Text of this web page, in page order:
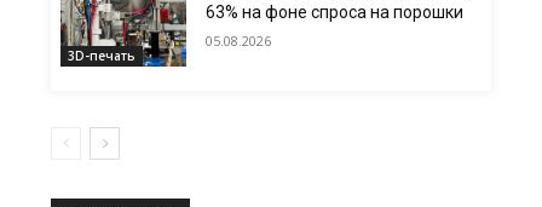
3D-печать
63% на фоне спроса на порошки
05.08.2026